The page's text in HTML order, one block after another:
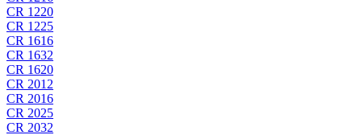
CR 1220
CR 1225
CR 1616
CR 1632
CR 1620
CR 2012
CR 2016
CR 2025
CR 2032